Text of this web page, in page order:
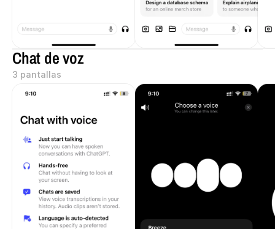
Chat de voz
3 pantallas